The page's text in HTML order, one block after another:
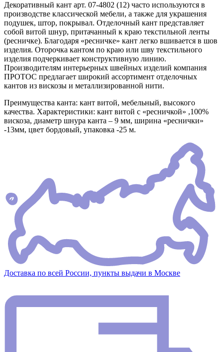
Декоративный кант арт. 07-4802 (12) часто используются в
производстве классической мебели, а также для украшения
подушек, штор, покрывал. Отделочный кант представляет
собой витой шнур, притачанный к краю текстильной ленты
(ресничке). Благодаря «ресничке» кант легко вшивается в шов
изделия. Оторочка кантом по краю или шву текстильного
изделия подчеркивает конструктивную линию.
Производителям интерьерных швейных изделий компания
ПРОТОС предлагает широкий ассортимент отделочных
кантов из вискозы и металлизированной нити.
Преимущества канта: кант витой, мебельный, высокого
качества. Характеристики: кант витой с «ресничкой» ,100%
вискоза, диаметр шнура канта – 9 мм, ширина «реснички»
-13мм, цвет бордовый, упаковка -25 м.
Доставка по всей России, пункты выдачи в Москве